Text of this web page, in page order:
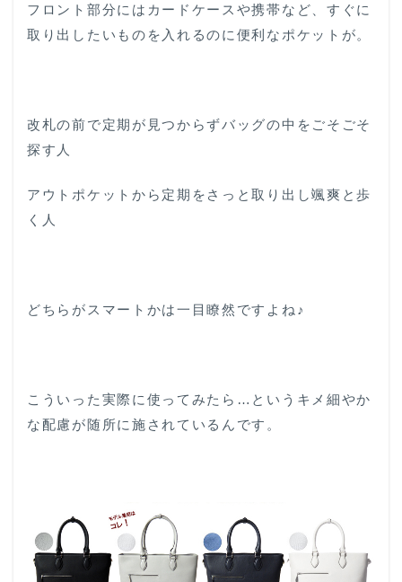
フロント部分にはカードケースや携帯など、すぐに
取り出したいものを入れるのに便利なポケットが。
改札の前で定期が見つからずバッグの中をごそごそ
探す人
アウトポケットから定期をさっと取り出し颯爽と歩
く人
どちらがスマートかは一目瞭然ですよね♪
こういった実際に使ってみたら…というキメ細やか
な配慮が随所に施されているんです。